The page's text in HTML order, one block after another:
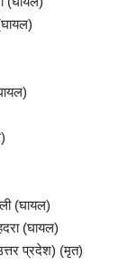
(घायल)
(घायल)
प्रदेश) (मृत)